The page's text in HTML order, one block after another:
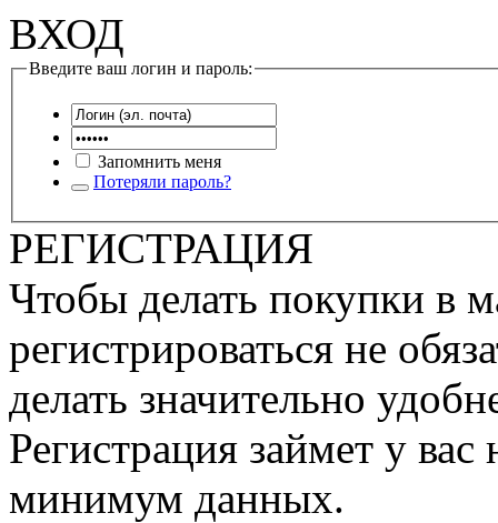
ВХОД
Введите ваш логин и пароль:
Запомнить меня
Потеряли пароль?
РЕГИСТРАЦИЯ
Чтобы делать покупки в
регистрироваться не
делать значительно
Регистрация займет у
минимум данных.